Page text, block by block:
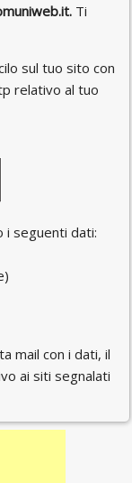
Ti
sul tuo sito con
relativo al tuo
seguenti dati:
mail con i dati, il
ai siti segnalati